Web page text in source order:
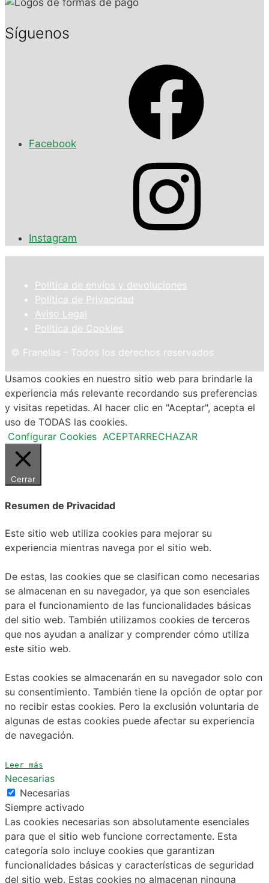
Síguenos
Facebook
Instagram
Política de envíos y devoluciones
Política de Privacidad
Aviso Legal
Política de Cookies
© Franelas - Todos los derechos reservados
Usamos cookies en nuestro sitio web para brindarle la
experiencia más relevante recordando sus preferencias
y visitas repetidas. Al hacer clic en "Aceptar", acepta el
uso de TODAS las cookies.
Configurar Cookies ACEPTARRECHAZAR
Cerrar
Resumen de Privacidad
Este sitio web utiliza cookies para mejorar su
experiencia mientras navega por el sitio web.
De estas, las cookies que se clasifican como necesarias
se almacenan en su navegador, ya que son esenciales
para el funcionamiento de las funcionalidades básicas
del sitio web. También utilizamos cookies de terceros
que nos ayudan a analizar y comprender cómo utiliza
este sitio web.
Estas cookies se almacenarán en su navegador solo con
su consentimiento. También tiene la opción de optar por
no recibir estas cookies. Pero la exclusión voluntaria de
algunas de estas cookies puede afectar su experiencia
de navegación.
Leer más
Necesarias
Necesarias
Siempre activado
Las cookies necesarias son absolutamente esenciales
para que el sitio web funcione correctamente. Esta
categoría solo incluye cookies que garantizan
funcionalidades básicas y características de seguridad
del sitio web. Estas cookies no almacenan ninguna